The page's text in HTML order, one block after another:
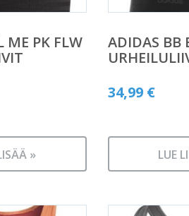
ME PK FLW
»
ADIDAS BB
34,99 €
LUE